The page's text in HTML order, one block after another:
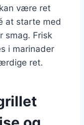
være ret
at starte med
smag. Frisk
i marinader
ret.